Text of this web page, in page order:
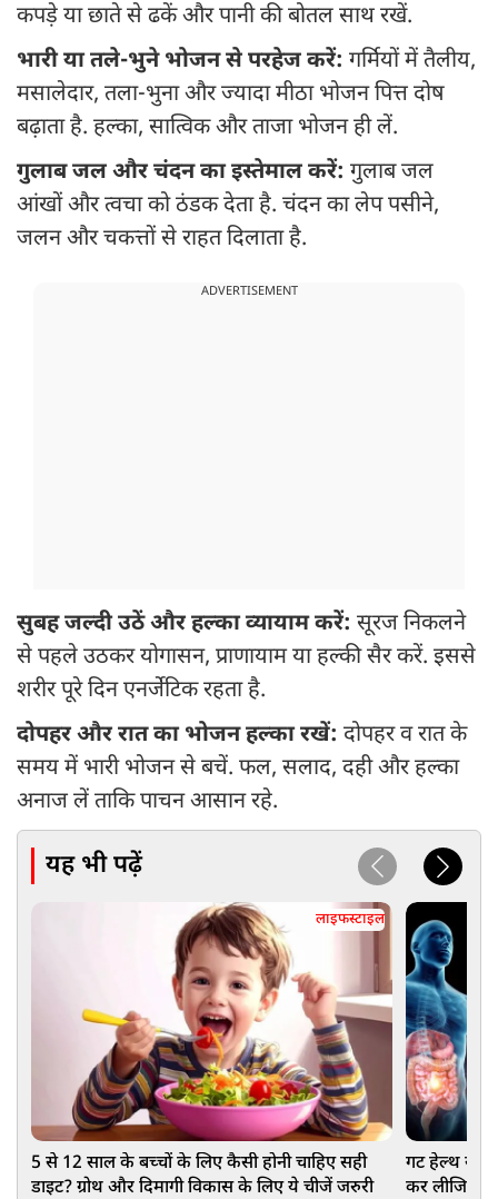
कपड़े या छाते से ढकें और पानी की बोतल साथ रखें.
भारी या तले-भुने भोजन से परहेज करें: गर्मियों में तैलीय,
मसालेदार, तला-भुना और ज्यादा मीठा भोजन पित्त दोष
बढ़ाता है. हल्का, सात्विक और ताजा भोजन ही लें.
गुलाब जल और चंदन का इस्तेमाल करें: गुलाब जल
आंखों और त्वचा को ठंडक देता है. चंदन का लेप पसीने,
जलन और चकत्तों से राहत दिलाता है.
ADVERTISEMENT
सुबह जल्दी उठें और हल्का व्यायाम करें: सूरज निकलने
से पहले उठकर योगासन, प्राणायाम या हल्की सैर करें. इससे
शरीर पूरे दिन एनर्जेटिक रहता है.
दोपहर और रात का भोजन हल्का रखें: दोपहर व रात के
समय में भारी भोजन से बचें. फल, सलाद, दही और हल्का
अनाज लें ताकि पाचन आसान रहे.
यह भी पढ़ें
लाइफस्टाइल
5 से 12 साल के बच्चों के लिए कैसी होनी चाहिए सही
डाइट? ग्रोथ और दिमागी विकास के लिए ये चीजें जरुरी
गट हेल्थ
कर लीजिए ये